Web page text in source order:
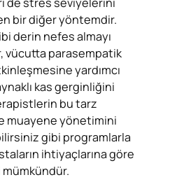
bir diğer yöntemdir.
derin nefes almayı
vücutta parasempatik
yardımcı
kas gerginliğini
bu tarz
muayene yönetimini
gibi programlarla
ihtiyaçlarına göre